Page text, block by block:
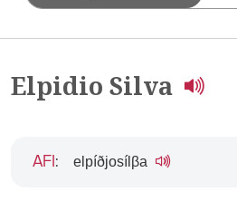
Elpidio Silva
AFI : elpíðjosílβa